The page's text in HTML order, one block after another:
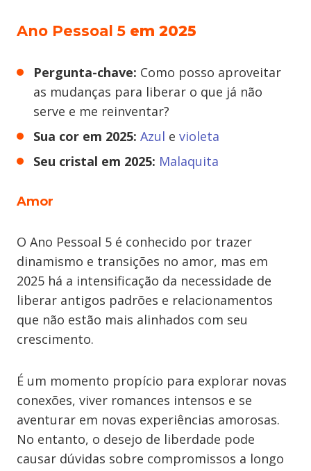
Ano Pessoal 5 em 2025
Pergunta-chave: Como posso aproveitar
as mudanças para liberar o que já não
serve e me reinventar?
Sua cor em 2025: Azul e violeta
Seu cristal em 2025: Malaquita
Amor
O Ano Pessoal 5 é conhecido por trazer
dinamismo e transições no amor, mas em
2025 há a intensificação da necessidade de
liberar antigos padrões e relacionamentos
que não estão mais alinhados com seu
crescimento.
É um momento propício para explorar novas
conexões, viver romances intensos e se
aventurar em novas experiências amorosas.
No entanto, o desejo de liberdade pode
causar dúvidas sobre compromissos a longo